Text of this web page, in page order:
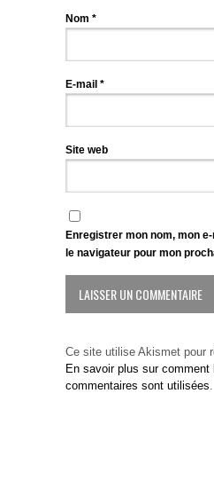
Nom *
E-mail *
Site web
Enregistrer mon nom, mon
le navigateur pour mon
Ce site utilise Akismet pour
En savoir plus sur comment
commentaires sont utilisées.